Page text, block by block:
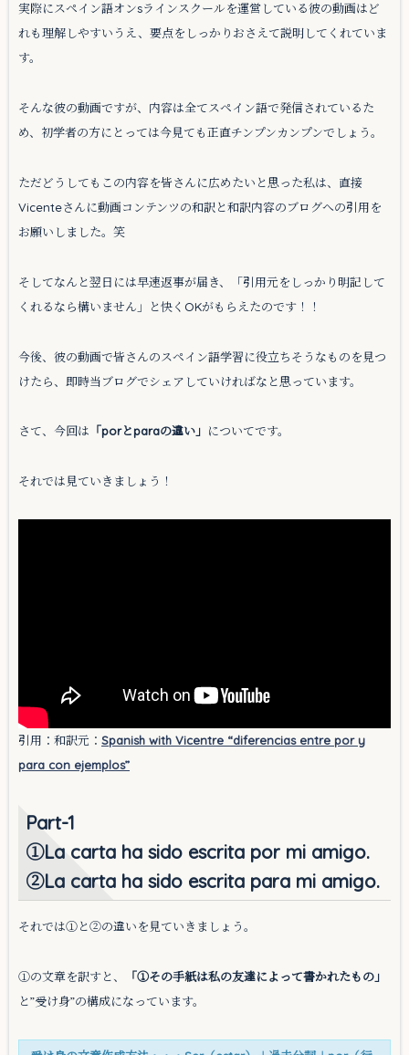
実際にスペイン語オンsラインスクールを運営している彼の動画はど
れも理解しやすいうえ、要点をしっかりおさえて説明してくれていま
す。
そんな彼の動画ですが、内容は全てスペイン語で発信されているた
め、初学者の方にとっては今見ても正直チンプンカンプンでしょう。
ただどうしてもこの内容を皆さんに広めたいと思った私は、直接
Vicenteさんに動画コンテンツの和訳と和訳内容のブログへの引用を
お願いしました。笑
そしてなんと翌日には早速返事が届き、「引用元をしっかり明記して
くれるなら構いません」と快くOKがもらえたのです！！
今後、彼の動画で皆さんのスペイン語学習に役立ちそうなものを見つ
けたら、即時当ブログでシェアしていければなと思っています。
さて、今回は 「porとparaの違い」 についてです。
それでは見ていきましょう！
引用：和訳元： Spanish with Vicentre “diferencias entre por y
para con ejemplos”
Part-1
①La carta ha sido escrita por mi amigo.
②La carta ha sido escrita para mi amigo.
それでは①と②の違いを見ていきましょう。
①の文章を訳すと、
「①その手紙は私の友達によって書かれたもの」
と”受け身”の構成になっています。